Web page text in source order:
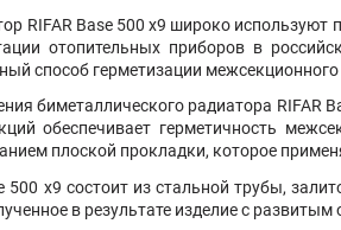
RIFAR Base 500 х9 широко
отопительных приборов в
способ герметизации
биметаллического радиатора RIFAR
обеспечивает герметичность
плоской прокладки, которое
500 х9 состоит из стальной трубы,
в результате изделие с